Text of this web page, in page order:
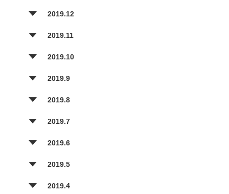
2019.12
2019.11
2019.10
2019.9
2019.8
2019.7
2019.6
2019.5
2019.4